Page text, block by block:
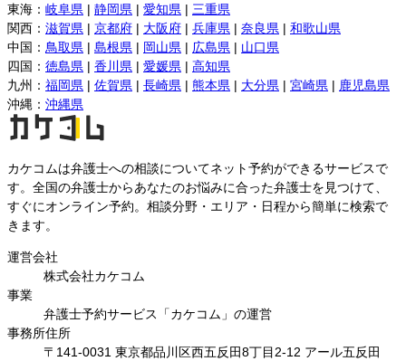
東海 ： 岐阜県 | 静岡県 | 愛知県 | 三重県
関西 ： 滋賀県 | 京都府 | 大阪府 | 兵庫県 | 奈良県 | 和歌山県
中国 ： 鳥取県 | 島根県 | 岡山県 | 広島県 | 山口県
四国 ： 徳島県 | 香川県 | 愛媛県 | 高知県
九州 ： 福岡県 | 佐賀県 | 長崎県 | 熊本県 | 大分県 | 宮崎県 | 鹿児島県
沖縄 ： 沖縄県
カケコムは弁護士への相談についてネット予約ができるサービスで
す。全国の弁護士からあなたのお悩みに合った弁護士を見つけて、
すぐにオンライン予約。相談分野・エリア・日程から簡単に検索で
きます。
運営会社
株式会社カケコム
事業
弁護士予約サービス「カケコム」の運営
事務所住所
〒141-0031 東京都品川区西五反田8丁目2-12 アール五反田